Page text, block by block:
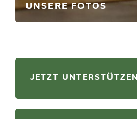
UNSERE FOTOS
JETZT UNTERSTÜTZEN